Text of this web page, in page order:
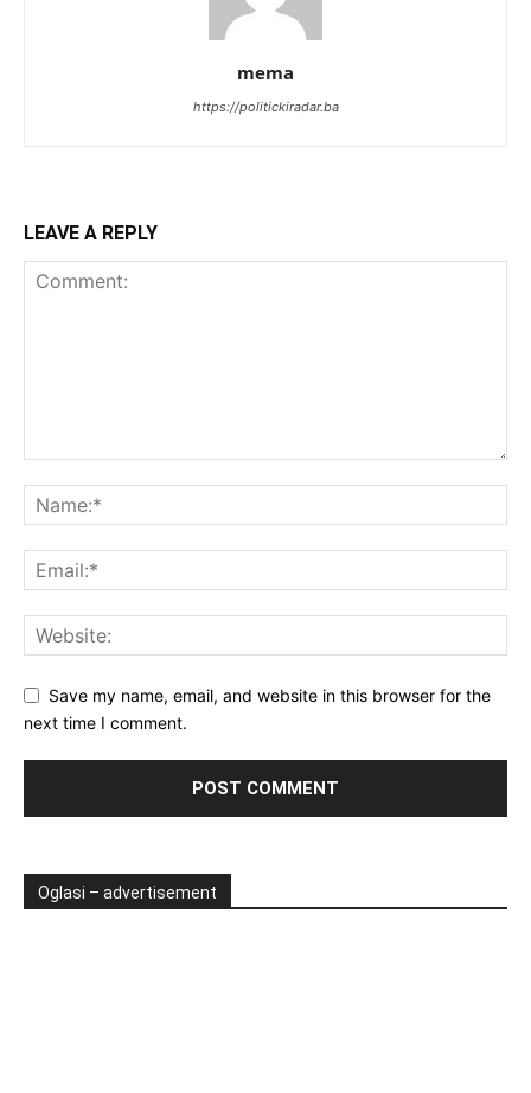
mema
https://politickiradar.ba
LEAVE A REPLY
Save my name, email, and website in this browser for the
next time I comment.
Oglasi – advertisement